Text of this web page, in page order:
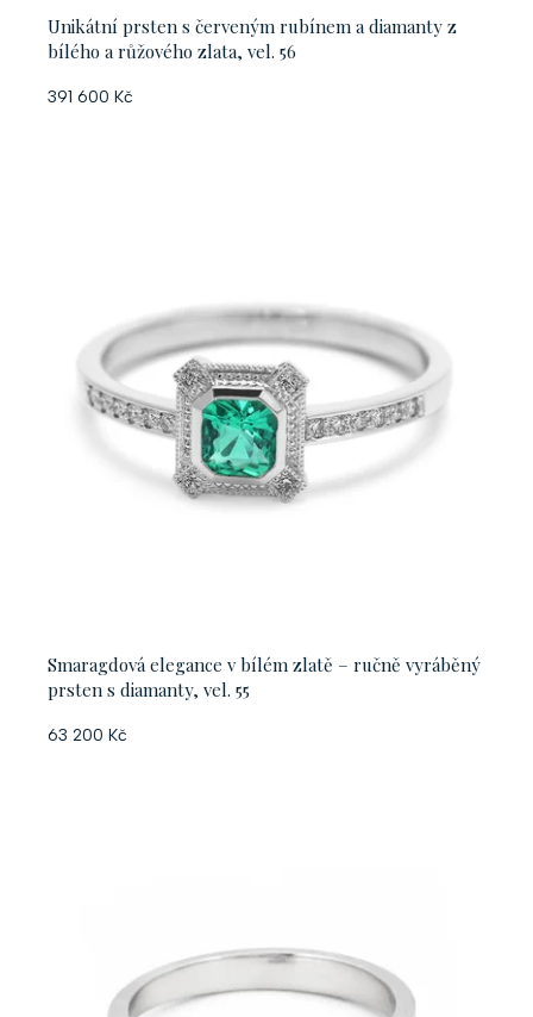
Unikátní prsten s červeným rubínem a diamanty z
bílého a růžového zlata, vel. 56
391 600 Kč
Smaragdová elegance v bílém zlatě – ručně vyráběný
prsten s diamanty, vel. 55
63 200 Kč